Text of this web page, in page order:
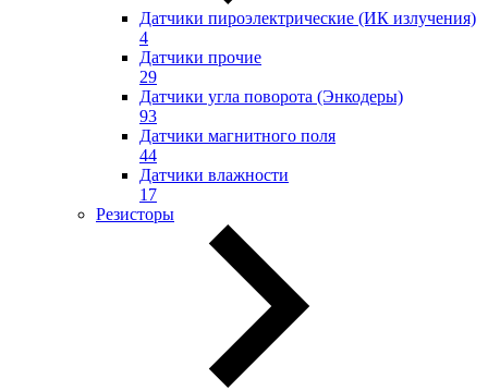
Датчики пироэлектрические (ИК излучения)
4
Датчики прочие
29
Датчики угла поворота (Энкодеры)
93
Датчики магнитного поля
44
Датчики влажности
17
Резисторы